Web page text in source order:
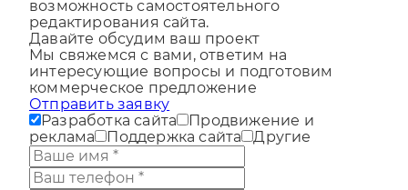
обновлениями. При этом у Вас сохраняется
возможность самостоятельного
редактирования сайта.
Давайте обсудим ваш проект
Мы свяжемся с вами, ответим на
интересующие вопросы и подготовим
коммерческое предложение
Отправить заявку
Разработка сайта
Продвижение и
реклама
Поддержка сайта